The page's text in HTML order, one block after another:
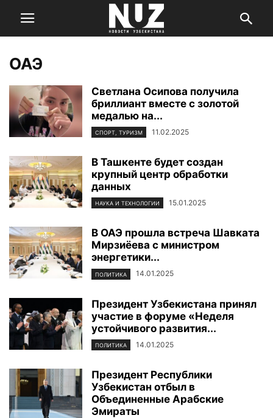
ОАЭ
Светлана Осипова получила
бриллиант вместе с золотой
медалью на...
СПОРТ, ТУРИЗМ 11.02.2025
В Ташкенте будет создан
крупный центр обработки
данных
НАУКА И ТЕХНОЛОГИИ 15.01.2025
В ОАЭ прошла встреча Шавката
Мирзиёева с министром
энергетики...
ПОЛИТИКА 14.01.2025
Президент Узбекистана принял
участие в форуме «Неделя
устойчивого развития...
ПОЛИТИКА 14.01.2025
Президент Республики
Узбекистан отбыл в
Объединенные Арабские
Эмираты